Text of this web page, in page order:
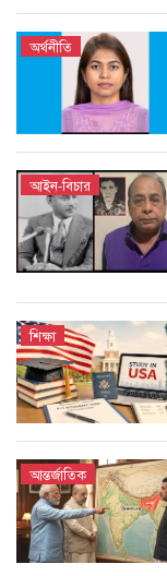
অর্থনীতি
আইন-বিচার
শিক্ষা
আন্তর্জাতিক